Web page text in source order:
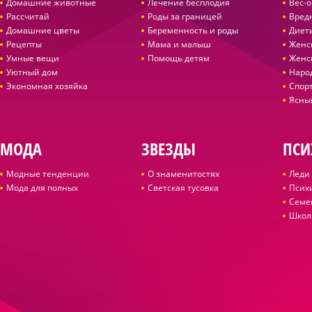
Домашние животные
Рассчитай
Домашние цветы
Рецепты
Умные вещи
Уютный дом
Экономная хозяйка
Лечение бесплодия
Роды за границей
Беременность и роды
Мама и малыш
Помощь детям
Вес-
МОДА
Модные тенденции
Мода для полных
ЗВЕЗДЫ
О знаменитостях
Светская тусовка
Леди